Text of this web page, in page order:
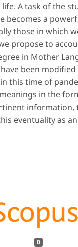
life. A task of the
becomes a
those in which
propose to
in Mother
been
this time of
in the
eventuality as
0